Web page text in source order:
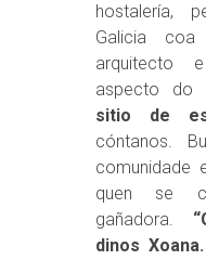
hostalería,
Galicia
arquitecto
aspecto do
sitio de
cóntanos.
comunidade
quen se
gañadora.
dinos Xoana.